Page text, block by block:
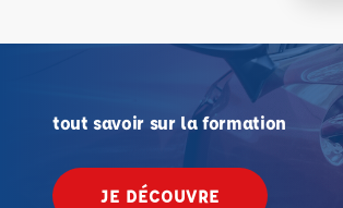
tout savoir sur la formation
JE DÉCOUVRE